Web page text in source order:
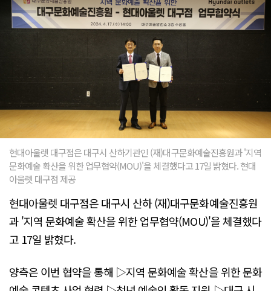
현대아울렛 대구점은 대구시 산하기관인 (재)대구문화예술진흥원과 '지역
문화예술 확산을 위한 업무협약(MOU)'을 체결했다고 17일 밝혔다. 현대
아울렛 대구점 제공
현대아울렛 대구점은 대구시 산하 (재)대구문화예술진흥원
과 '지역 문화예술 확산을 위한 업무협약(MOU)'을 체결했다
고 17일 밝혔다.
양측은 이번 협약을 통해 ▷지역 문화예술 확산을 위한 문화